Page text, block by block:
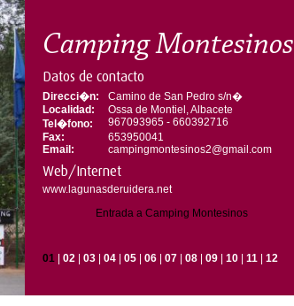
01 02 03 04 05 06 07 08 09 10 11 12
Entrada a Camping Montesinos
Camping Montesinos
Datos de contacto
Direcci�n:
Camino de San Pedro s/n�
Localidad:
Ossa de Montiel, Albacete
Tel�fono:
967093965 - 660392716
Fax:
653950041
Email:
campingmontesinos2@gmail.com
Web/Internet
www.lagunasderuidera.net